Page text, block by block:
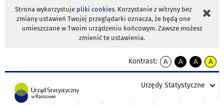
Strona wykorzystuje pliki cookies. Korzystanie z witryny bez
zmiany ustawień Twojej przeglądarki oznacza, że będą one
umieszczane w Twoim urządzeniu końcowym. Zawsze możesz
zmienić te ustawienia.
Kontrast:
A
kontrast
A
kontrast
tekst
czarnym
A
kontrast
tekst
czarnym
A
tekst
żółtym
Urzędy Statystyczne